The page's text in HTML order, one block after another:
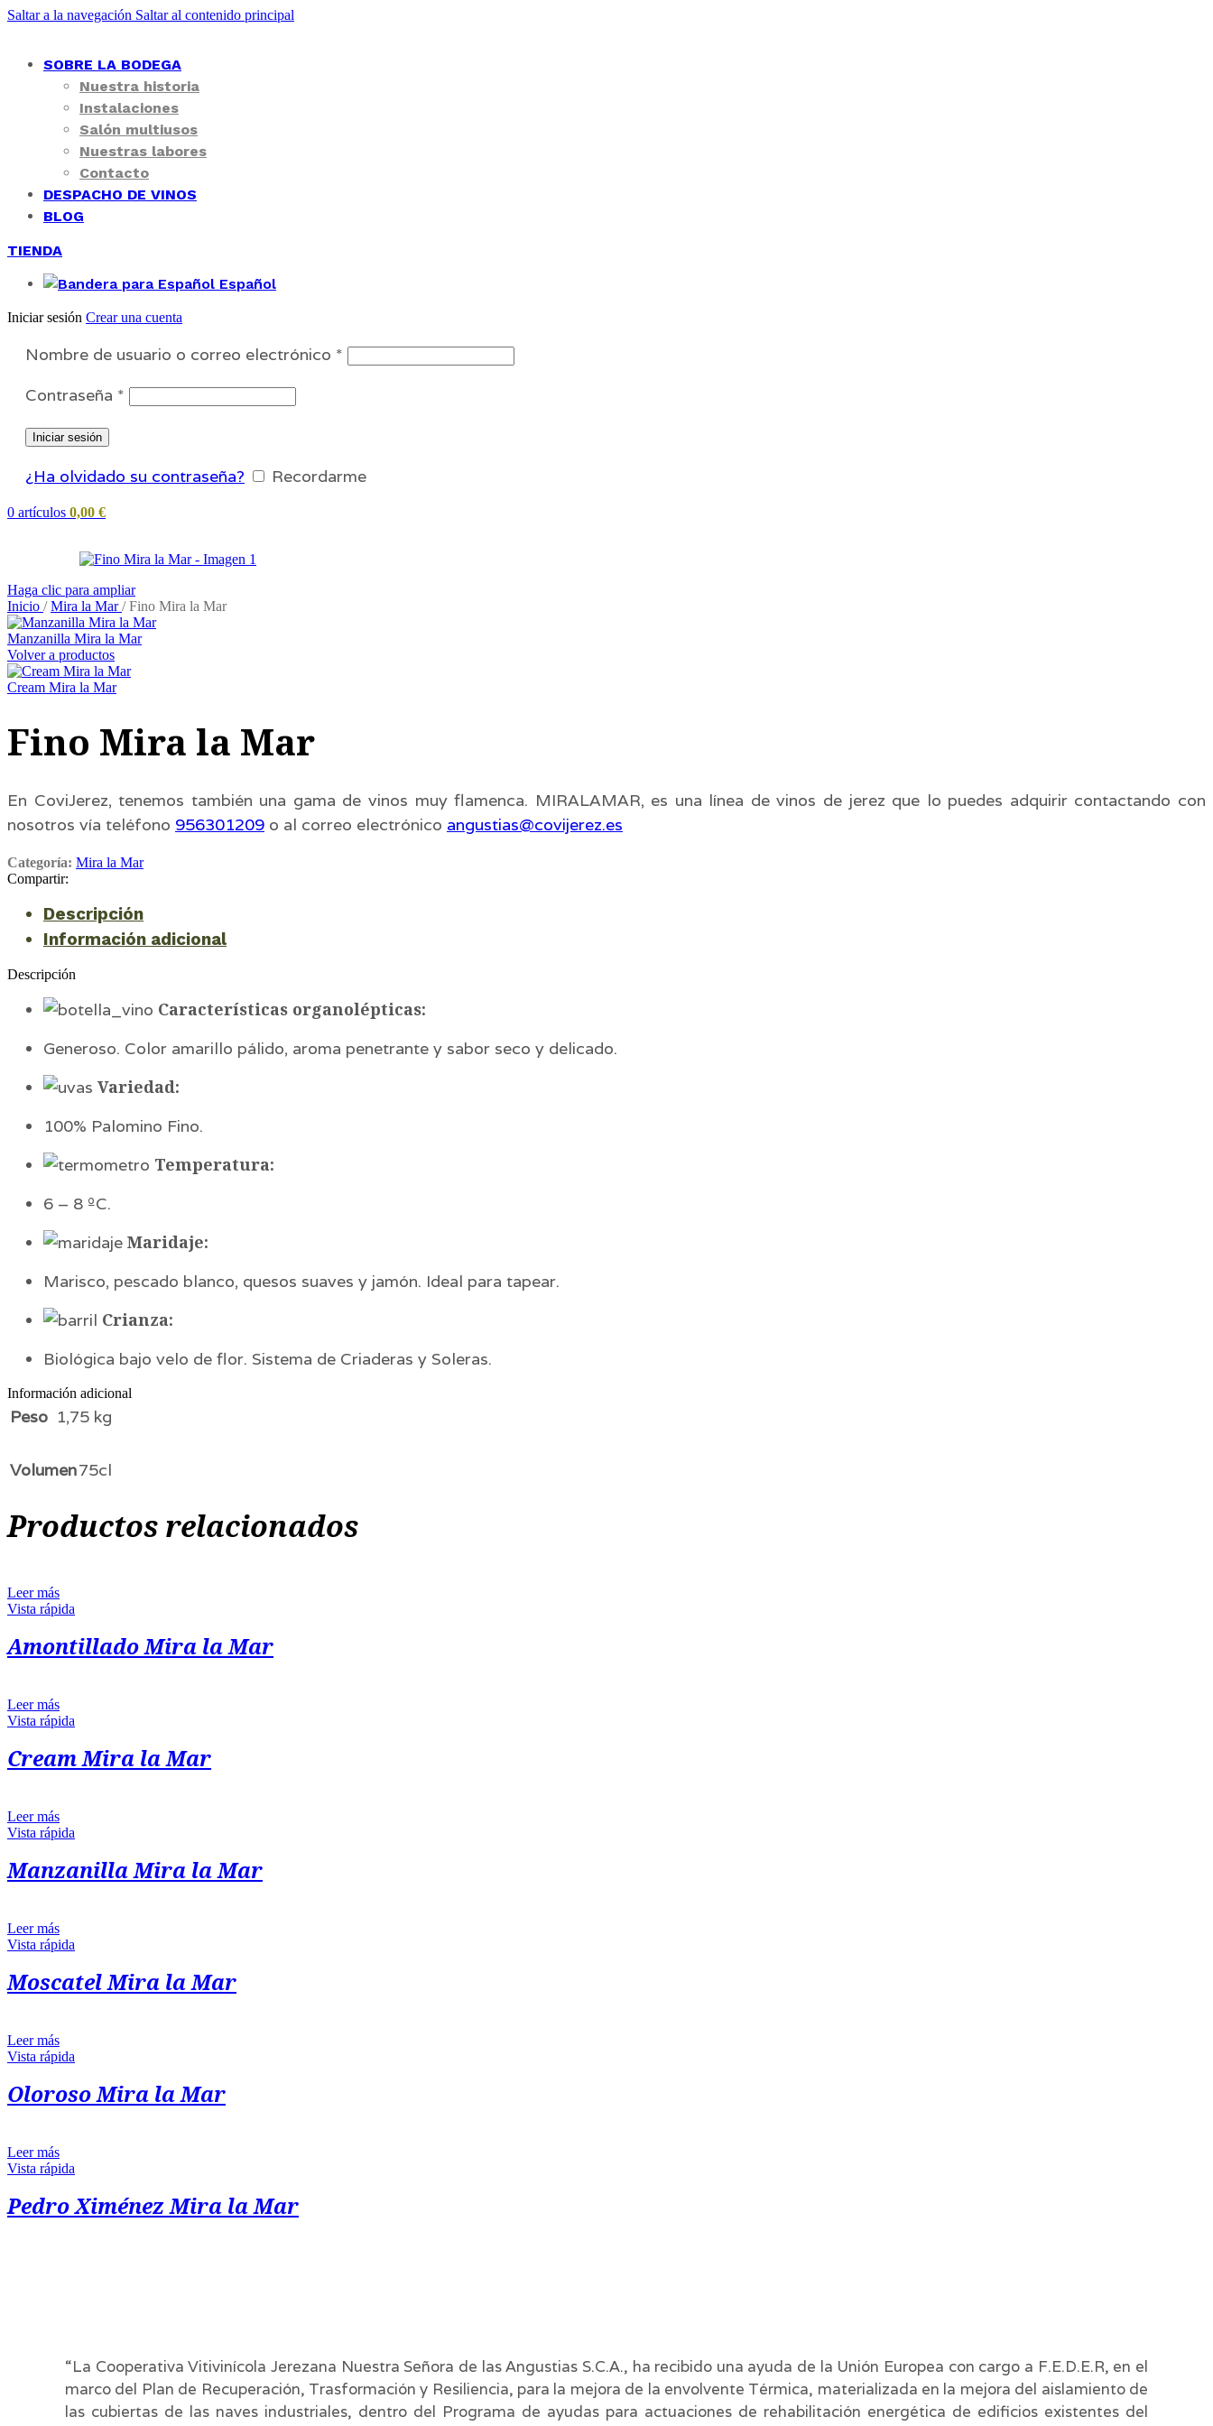
Saltar a la navegación Saltar al contenido principal
SOBRE LA BODEGA
Nuestra historia
Instalaciones
Salón multiusos
Nuestras labores
Contacto
DESPACHO DE VINOS
BLOG
TIENDA
Español
Iniciar sesión Crear una cuenta
Nombre de usuario o correo electrónico * Obligatorio
Contraseña * Obligatorio
Iniciar sesión
¿Ha olvidado su contraseña? Recordarme
0 artículos 0,00 €
Haga clic para ampliar
Inicio / Mira la Mar/ Fino Mira la Mar
Manzanilla Mira la Mar
Volver a productos
Cream Mira la Mar
Fino Mira la Mar
En CoviJerez, tenemos también una gama de vinos muy flamenca. MIRALAMAR, es una línea de vinos de jerez que lo puedes adquirir contactando con
nosotros vía teléfono 956301209 o al correo electrónico angustias@covijerez.es
Categoría: Mira la Mar
Compartir:
Descripción
Información adicional
Descripción
Características organolépticas:
Generoso. Color amarillo pálido, aroma penetrante y sabor seco y delicado.
Variedad:
100% Palomino Fino.
Temperatura:
6 – 8 ºC.
Maridaje:
Marisco, pescado blanco, quesos suaves y jamón. Ideal para tapear.
Crianza:
Biológica bajo velo de flor. Sistema de Criaderas y Soleras.
Información adicional
Peso 1,75 kg
Volumen75cl
Productos relacionados
Leer más
Vista rápida
Amontillado Mira la Mar
Leer más
Vista rápida
Cream Mira la Mar
Leer más
Vista rápida
Manzanilla Mira la Mar
Leer más
Vista rápida
Moscatel Mira la Mar
Leer más
Vista rápida
Oloroso Mira la Mar
Leer más
Vista rápida
Pedro Ximénez Mira la Mar
“La Cooperativa Vitivinícola Jerezana Nuestra Señora de las Angustias S.C.A., ha recibido una ayuda de la Unión Europea con cargo a F.E.D.E.R, en el
marco del Plan de Recuperación, Trasformación y Resiliencia, para la mejora de la envolvente Térmica, materializada en la mejora del aislamiento de
las cubiertas de las naves industriales, dentro del Programa de ayudas para actuaciones de rehabilitación energética de edificios existentes del